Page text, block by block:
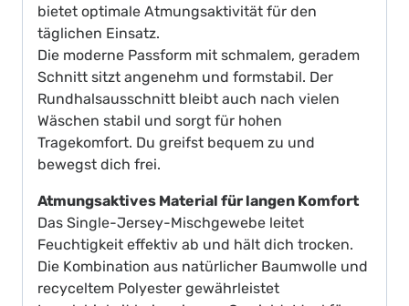
bietet optimale Atmungsaktivität für den
täglichen Einsatz.
Die moderne Passform mit schmalem, geradem
Schnitt sitzt angenehm und formstabil. Der
Rundhalsausschnitt bleibt auch nach vielen
Wäschen stabil und sorgt für hohen
Tragekomfort. Du greifst bequem zu und
bewegst dich frei.
Atmungsaktives Material für langen Komfort
Das Single-Jersey-Mischgewebe leitet
Feuchtigkeit effektiv ab und hält dich trocken.
Die Kombination aus natürlicher Baumwolle und
recyceltem Polyester gewährleistet